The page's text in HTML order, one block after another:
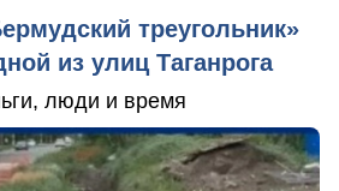
треугольник»
из улиц Таганрога
люди и время